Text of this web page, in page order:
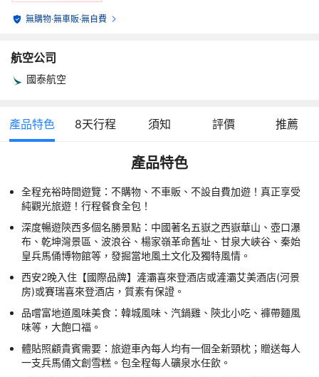
無購物·無車販·無自費
航空公司
國泰航空
產品特色 8天行程 須知 評價 推薦
產品特色
全程充裕時間遊覽：不購物、不車販、不設自費加遊！真正享受
純觀光旅遊！行程餐食全包！
深度暢遊陝西多個名勝景點：中國著名五嶽之西嶽華山、壺口瀑
布、乾坤灣景區、波浪谷、楊家嶺革命舊址、甘泉大峽谷、秦始
皇兵馬俑博物館等，發掘當地風土文化及獨特風情。
西安2晚入住【國際品牌】滻灞喜來登酒店或滻灞艾美酒店(河景
房)或賽瑞喜來登酒店，質素有保證。
品嚐富地道風味美食：韓城風味、汽鍋雞、陝北小吃、褲帶麵風
味等，大飽口福。
體貼照顧貴賓需要：旅遊車內每人均有一個全新頸枕；贈送每人
一支兵馬俑文創雪糕。包全程每人礦泉水任飲。